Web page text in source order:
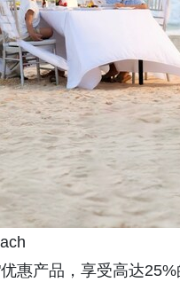
惠产品，享受高达